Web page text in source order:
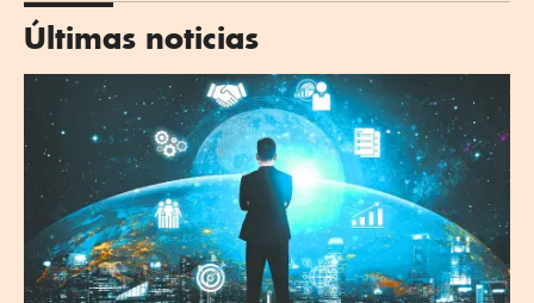
Últimas noticias